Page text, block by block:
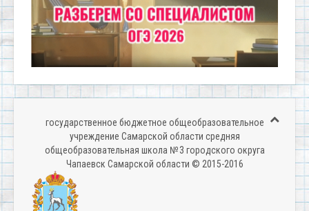
государственное бюджетное общеобразовательное
учреждение Самарской области средняя
общеобразовательная школа № 3 городского округа
Чапаевск Самарской области © 2015-2016